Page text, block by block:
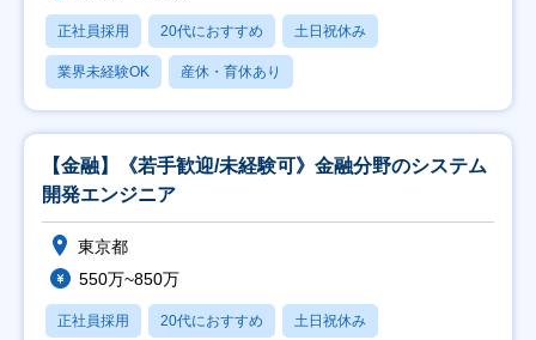
正社員採用 20代におすすめ 土日祝休み
業界未経験OK 産休・育休あり
【金融】《若手歓迎/未経験可》金融分野のシステム
開発エンジニア
東京都
550万~850万
正社員採用 20代におすすめ 土日祝休み